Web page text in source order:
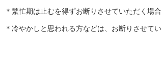
＊繁忙期は止むを得ずお断りさせていただく場合
＊冷やかしと思われる方などは、お断りさせてい